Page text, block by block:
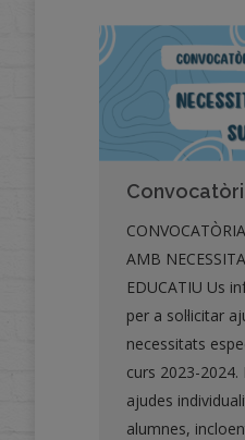
AMB
EDUCATIU Us
per a sol·licitar
necessitats
curs 2023-
ajudes
alumnes,